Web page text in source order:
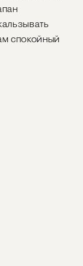
спокойный